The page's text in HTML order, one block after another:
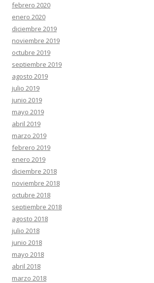
febrero 2020
enero 2020
diciembre 2019
noviembre 2019
octubre 2019
septiembre 2019
agosto 2019
julio 2019
junio 2019
mayo 2019
abril 2019
marzo 2019
febrero 2019
enero 2019
diciembre 2018
noviembre 2018
octubre 2018
septiembre 2018
agosto 2018
julio 2018
junio 2018
mayo 2018
abril 2018
marzo 2018